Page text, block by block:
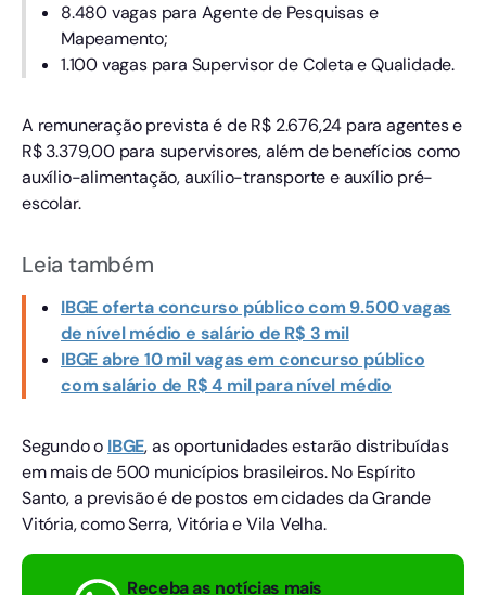
8.480 vagas para Agente de Pesquisas e
Mapeamento;
1.100 vagas para Supervisor de Coleta e Qualidade.
A remuneração prevista é de R$ 2.676,24 para agentes e
R$ 3.379,00 para supervisores, além de benefícios como
auxílio-alimentação, auxílio-transporte e auxílio pré-
escolar.
Leia também
IBGE oferta concurso público com 9.500 vagas
de nível médio e salário de R$ 3 mil
IBGE abre 10 mil vagas em concurso público
com salário de R$ 4 mil para nível médio
Segundo o IBGE, as oportunidades estarão distribuídas
em mais de 500 municípios brasileiros. No Espírito
Santo, a previsão é de postos em cidades da Grande
Vitória, como Serra, Vitória e Vila Velha.
Receba as notícias mais